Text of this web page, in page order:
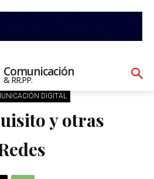
Comunicación
& RR.PP.
DIGITAL
y otras